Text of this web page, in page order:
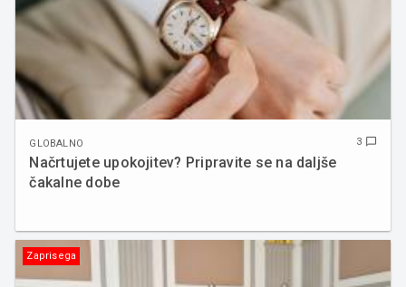
GLOBALNO 3 chat_bubble_outline
Načrtujete upokojitev? Pripravite se na daljše
čakalne dobe
Zaprisega